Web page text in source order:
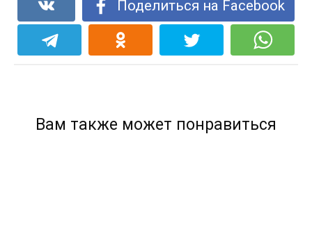
Поделиться на Facebook
Вам также может понравиться